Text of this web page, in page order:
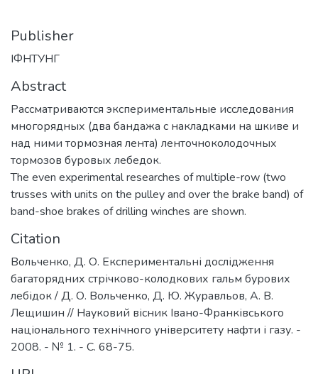
Publisher
ІФНТУНГ
Abstract
Рассматриваются экспериментальные исследования
многорядных (два бандажа с накладками на шкиве и
над ними тормозная лента) ленточноколодочных
тормозов буровых лебедок.
The even experimental researches of multiple-row (two
trusses with units on the pulley and over the brake band) of
band-shoe brakes of drilling winches are shown.
Citation
Вольченко, Д. О. Експериментальні дослідження
багаторядних стрічково-колодкових гальм бурових
лебідок / Д. О. Вольченко, Д. Ю. Журавльов, А. В.
Лещишин // Науковий вісник Івано-Франківського
національного технічного університету нафти і газу. -
2008. - № 1. - С. 68-75.